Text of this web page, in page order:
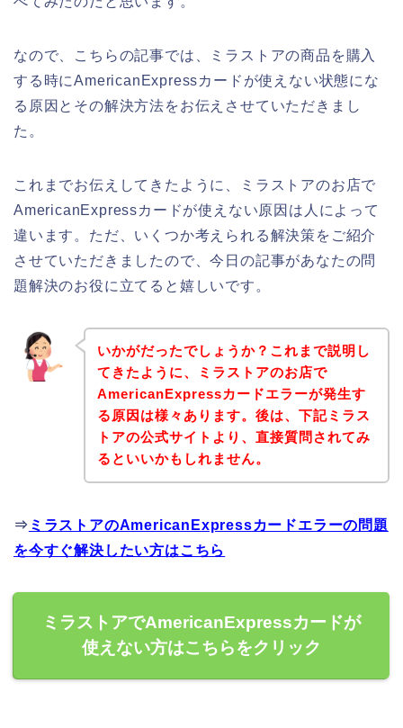
なので、こちらの記事では、ミラストアの商品を購入
する時にAmericanExpressカードが使えない状態にな
る原因とその解決方法をお伝えさせていただきまし
た。
これまでお伝えしてきたように、ミラストアのお店で
AmericanExpressカードが使えない原因は人によって
違います。ただ、いくつか考えられる解決策をご紹介
させていただきましたので、今日の記事があなたの問
題解決のお役に立てると嬉しいです。
いかがだったでしょうか？これまで説明し
てきたように、ミラストアのお店で
AmericanExpressカードエラーが発生す
る原因は様々あります。後は、下記ミラス
トアの公式サイトより、直接質問されてみ
るといいかもしれません。
⇒ ミラストアのAmericanExpressカードエラーの問題
を今すぐ解決したい方はこちら
ミラストアでAmericanExpressカードが
使えない方はこちらをクリック